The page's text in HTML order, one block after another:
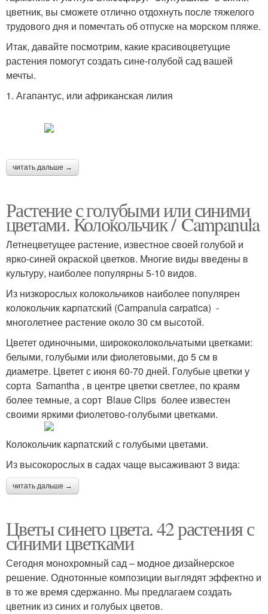
цветник, вы сможете отлично отдохнуть после тяжелого
трудового дня и помечтать об отпуске на морском пляже.
Итак, давайте посмотрим, какие красивоцветущие
растения помогут создать сине-голубой сад вашей
мечты.
1. Агапантус, или африканская лилия
читать дальше →
Растение с голубыми или синими
цветами. Колокольчик / Campanula
Летнецветущее растение, известное своей голубой и
ярко-синей окраской цветков. Многие виды введены в
культуру, наиболее популярны 5-10 видов.
Из низкорослых колокольчиков наиболее популярен
колокольчик карпатский (Campanula carpatica) -
многолетнее растение около 30 см высотой.
Цветет одиночными, ширококолокольчатыми цветками:
белыми, голубыми или фиолетовыми, до 5 см в
диаметре. Цветет с июня 60-70 дней. Голубые цветки у
сорта Samantha , в центре цветки светлее, по краям
более темные, а сорт Blaue Clips более известен
своими яркими фиолетово-голубыми цветками.
Колокольчик карпатский с голубыми цветами.
Из высокорослых в садах чаще высаживают 3 вида:
читать дальше →
Цветы синего цвета. 42 растения с
синими цветками
Сегодня монохромный сад – модное дизайнерское
решение. Однотонные композиции выглядят эффектно и
в то же время сдержанно. Мы предлагаем создать
цветник из синих и голубых цветов.